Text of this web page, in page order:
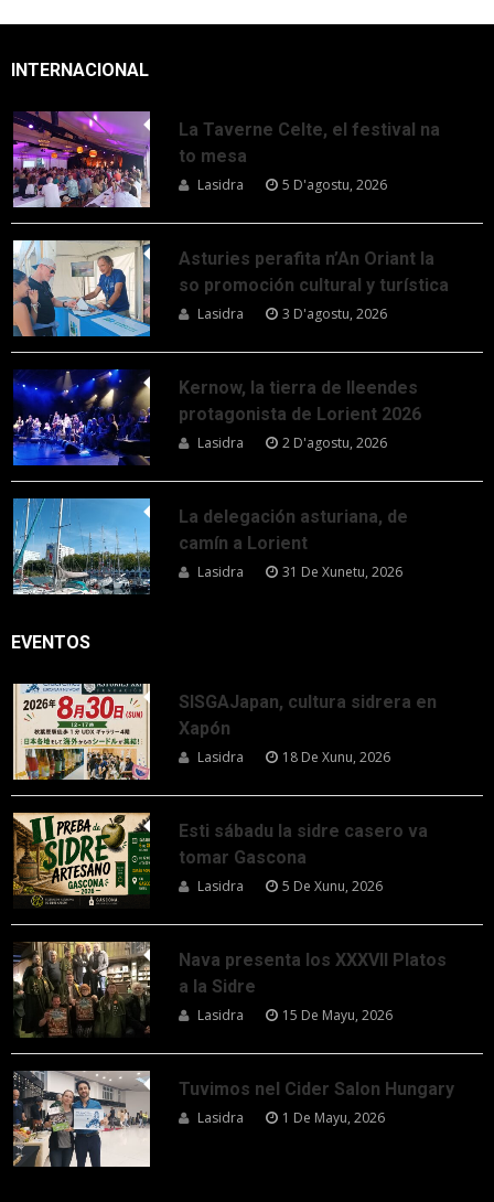
INTERNACIONAL
La Taverne Celte, el festival na
to mesa
Lasidra 5 D'agostu, 2026
Asturies perafita n’An Oriant la
so promoción cultural y turística
Lasidra 3 D'agostu, 2026
Kernow, la tierra de lleendes
protagonista de Lorient 2026
Lasidra 2 D'agostu, 2026
La delegación asturiana, de
camín a Lorient
Lasidra 31 De Xunetu, 2026
EVENTOS
SISGAJapan, cultura sidrera en
Xapón
Lasidra 18 De Xunu, 2026
Esti sábadu la sidre casero va
tomar Gascona
Lasidra 5 De Xunu, 2026
Nava presenta los XXXVII Platos
a la Sidre
Lasidra 15 De Mayu, 2026
Tuvimos nel Cider Salon Hungary
Lasidra 1 De Mayu, 2026